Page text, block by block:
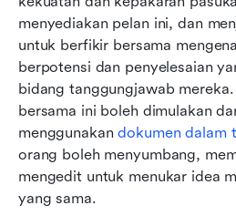
menyediakan pelan ini, dan
untuk berfikir bersama
berpotensi dan penyelesaian
bidang tanggungjawab
bersama ini boleh dimulakan
menggunakan dokumen dalam
orang boleh menyumbang,
mengedit untuk menukar idea
yang sama.